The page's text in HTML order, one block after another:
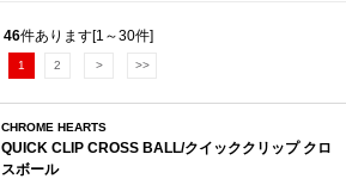
46件あります[1～30件]
1 2 > >>
CHROME HEARTS
QUICK CLIP CROSS BALL/クイッククリップ クロ
スボール